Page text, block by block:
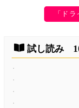
「ド
試し読み